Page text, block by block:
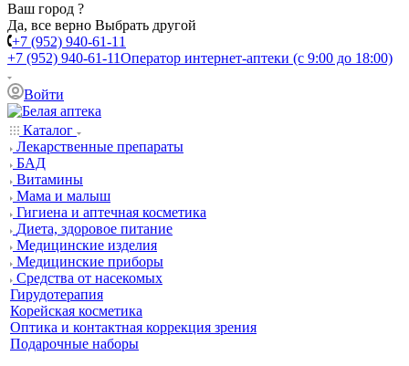
Ваш город ?
Да, все верно Выбрать другой
+7 (952) 940-61-11
+7 (952) 940-61-11Оператор интернет-аптеки (с 9:00 до 18:00)
Войти
Каталог
Лекарственные препараты
БАД
Витамины
Мама и малыш
Гигиена и аптечная косметика
Диета, здоровое питание
Медицинские изделия
Медицинские приборы
Средства от насекомых
Гирудотерапия
Корейская косметика
Оптика и контактная коррекция зрения
Подарочные наборы